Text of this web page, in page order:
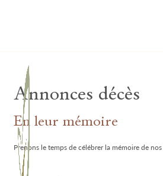
Annonces décès
En leur mémoire
Prenons le temps de célébrer la mémoire de nos